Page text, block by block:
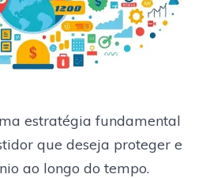
estratégia fundamental
que deseja proteger e
ao longo do tempo.